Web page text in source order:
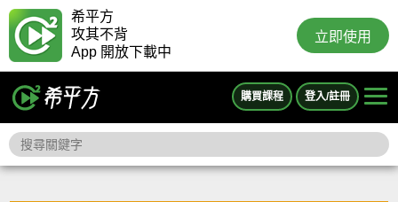
希平方
攻其不背
App 開放下載中
立即使用
購買課程 登入/註冊